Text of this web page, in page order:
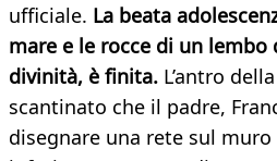
ufficiale. La beata
mare e le rocce di un
divinità, è finita. L’antro
scantinato che il padre,
disegnare una rete sul